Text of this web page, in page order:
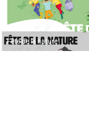
Fête de la nature